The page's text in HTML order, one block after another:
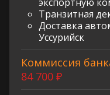
Транзитная
Доставка
Уссурийск
Коммиссия
84 700 ₽